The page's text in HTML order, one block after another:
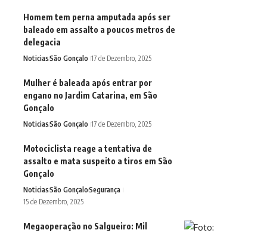
Homem tem perna amputada após ser
baleado em assalto a poucos metros de
delegacia
NoticiasSão Gonçalo 17 de Dezembro, 2025
Mulher é baleada após entrar por
engano no Jardim Catarina, em São
Gonçalo
NoticiasSão Gonçalo 17 de Dezembro, 2025
Motociclista reage a tentativa de
assalto e mata suspeito a tiros em São
Gonçalo
NoticiasSão GonçaloSegurança
15 de Dezembro, 2025
Megaoperação no Salgueiro: Mil